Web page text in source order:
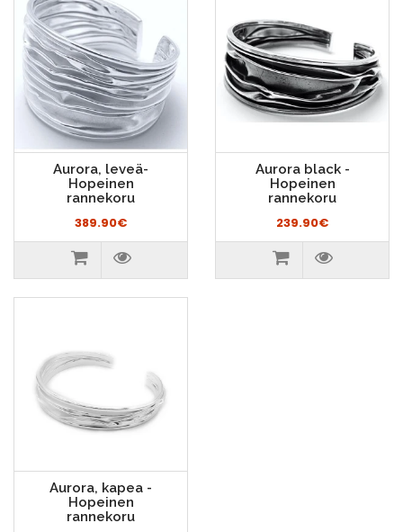
Aurora, leveä-
Hopeinen
rannekoru
389.90€
Aurora black -
Hopeinen
rannekoru
239.90€
Aurora, kapea -
Hopeinen
rannekoru